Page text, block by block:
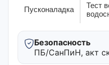
Пусконаладка
Тест
Безопасность
ПБ/СанПиН, акт